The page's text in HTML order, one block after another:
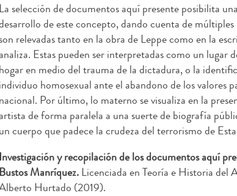
La selección de documentos aquí presente posibilita
de este concepto, dando cuenta de
son relevadas tanto en la obra de Leppe como en la
Estas pueden ser interpretadas como un lugar
hogar en medio del trauma de la dictadura, o la
individuo homosexual ante el abandono de los valores
nacional. Por último, lo materno se visualiza en la
de forma paralela a una suerte de biografía
un cuerpo que padece la crudeza del terrorismo de
Investigación y recopilación de los documentos aquí
Bustos Manríquez.Licenciada en Teoría e Historia del
Hurtado (2019).